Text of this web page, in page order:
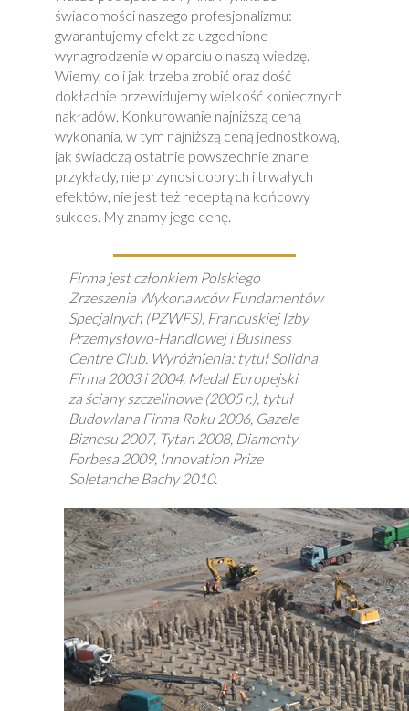
świadomości naszego profesjonalizmu:
gwarantujemy efekt za uzgodnione
wynagrodzenie w oparciu o naszą wiedzę.
Wiemy, co i jak trzeba zrobić oraz dość
dokładnie przewidujemy wielkość koniecznych
nakładów. Konkurowanie najniższą ceną
wykonania, w tym najniższą ceną jednostkową,
jak świadczą ostatnie powszechnie znane
przykłady, nie przynosi dobrych i trwałych
efektów, nie jest też receptą na końcowy
sukces. My znamy jego cenę.
Firma jest członkiem Polskiego
Zrzeszenia Wykonawców Fundamentów
Specjalnych (PZWFS), Francuskiej Izby
Przemysłowo-Handlowej i Business
Centre Club. Wyróżnienia: tytuł Solidna
Firma 2003 i 2004, Medal Europejski
za ściany szczelinowe (2005 r.), tytuł
Budowlana Firma Roku 2006, Gazele
Biznesu 2007, Tytan 2008, Diamenty
Forbesa 2009, Innovation Prize
Soletanche Bachy 2010.